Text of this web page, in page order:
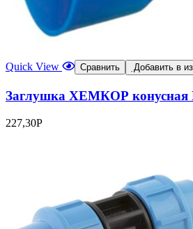
Quick View Сравнить Добавить в
Заглушка ХЕМКОР
227,30Р